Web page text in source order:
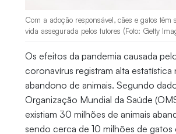
Com a adoção responsável, cães e gatos têm
vida assegurada pelos tutores (Foto: Getty
Os efeitos da pandemia causada
coronavírus registram alta
abandono de animais. Segundo
Organização Mundial da Saúde
existiam 30 milhões de animais
sendo cerca de 10 milhões de gatos